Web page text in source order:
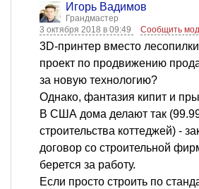
Игорь Вадимов
Грандмастер
3 октября 2018 в 09:49
Сообщить
3D-принтер вместо
проект по продвижению
за новую технологию?
Однако, фантазия кипит и
В США дома делают так
строительства коттеджей) -
договор со строительной
берется за работу.
Если просто строить по